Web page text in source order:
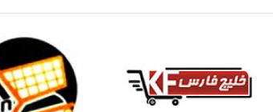
فروشگاه زنجیره‌ای